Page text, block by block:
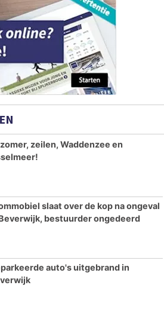
zeilen, Waddenzee en
slaat over de kop na ongeval
bestuurder ongedeerd
auto's uitgebrand in